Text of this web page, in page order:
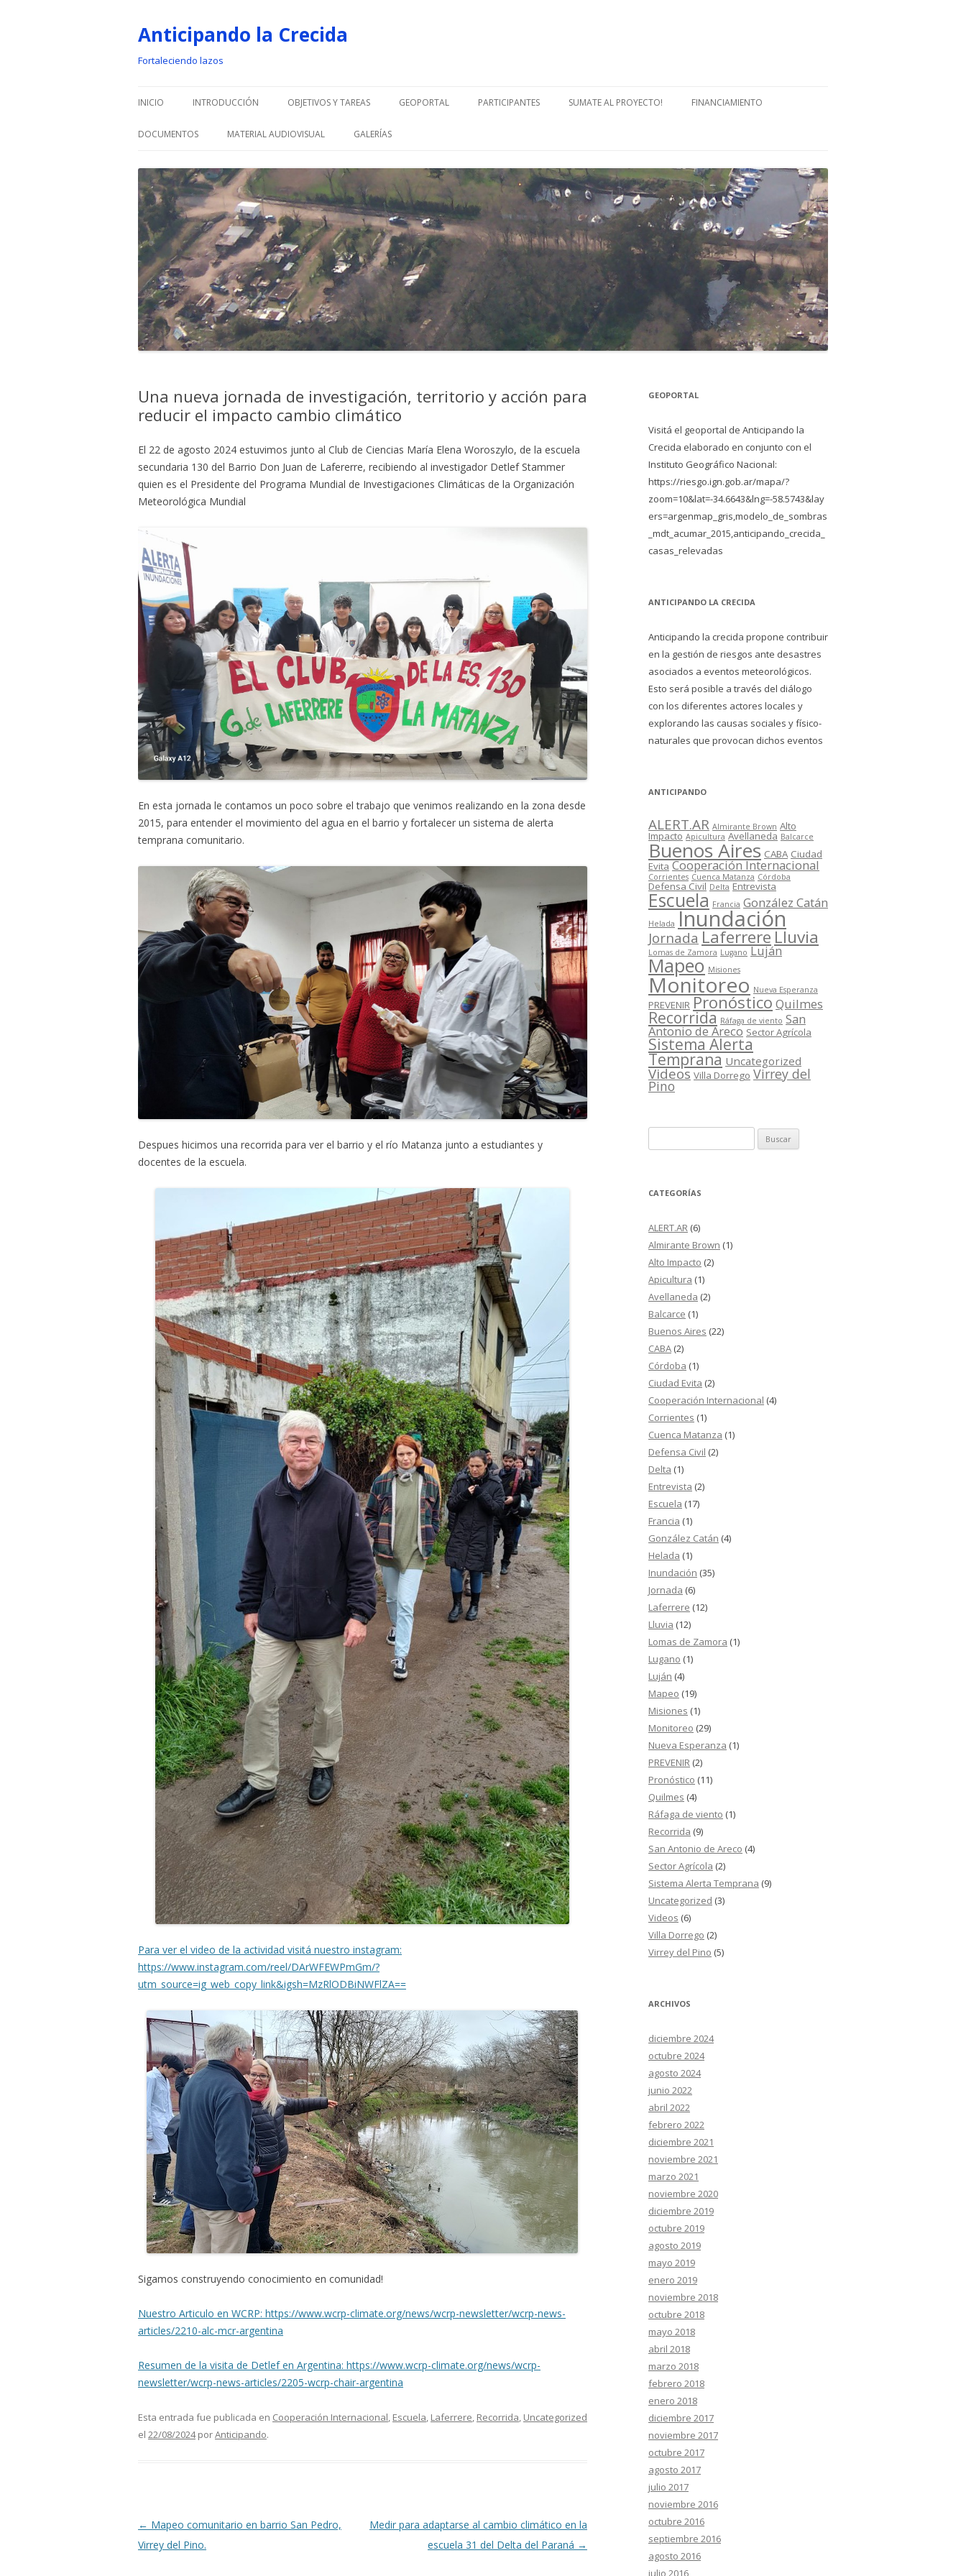
Anticipando la Crecida
Fortaleciendo lazos
INICIO INTRODUCCIÓN OBJETIVOS Y TAREAS GEOPORTAL PARTICIPANTES SUMATE AL PROYECTO! FINANCIAMIENTO
DOCUMENTOS MATERIAL AUDIOVISUAL GALERÍAS
Una nueva jornada de investigación, territorio y acción para
reducir el impacto cambio climático
El 22 de agosto 2024 estuvimos junto al Club de Ciencias María Elena Woroszylo, de la escuela
secundaria 130 del Barrio Don Juan de Lafererre, recibiendo al investigador Detlef Stammer
quien es el Presidente del Programa Mundial de Investigaciones Climáticas de la Organización
Meteorológica Mundial
En esta jornada le contamos un poco sobre el trabajo que venimos realizando en la zona desde
2015, para entender el movimiento del agua en el barrio y fortalecer un sistema de alerta
temprana comunitario.
Despues hicimos una recorrida para ver el barrio y el río Matanza junto a estudiantes y
docentes de la escuela.
Para ver el video de la actividad visitá nuestro instagram:
https://www.instagram.com/reel/DArWFEWPmGm/?
utm_source=ig_web_copy_link&igsh=MzRlODBiNWFlZA==
Sigamos construyendo conocimiento en comunidad!
Nuestro Articulo en WCRP: https://www.wcrp-climate.org/news/wcrp-newsletter/wcrp-news-
articles/2210-alc-mcr-argentina
Resumen de la visita de Detlef en Argentina: https://www.wcrp-climate.org/news/wcrp-
newsletter/wcrp-news-articles/2205-wcrp-chair-argentina
Esta entrada fue publicada en Cooperación Internacional, Escuela, Laferrere, Recorrida, Uncategorized
el 22/08/2024porAnticipando.
Navegación de entradas
← Mapeo comunitario en barrio San Pedro,
Virrey del Pino.
Medir para adaptarse al cambio climático en la
escuela 31 del Delta del Paraná →
GEOPORTAL
Visitá el geoportal de Anticipando la
Crecida elaborado en conjunto con el
Instituto Geográfico Nacional:
https://riesgo.ign.gob.ar/mapa/?
zoom=10&lat=-34.6643&lng=-58.5743&lay
ers=argenmap_gris,modelo_de_sombras
_mdt_acumar_2015,anticipando_crecida_
casas_relevadas
ANTICIPANDO LA CRECIDA
Anticipando la crecida propone contribuir
en la gestión de riesgos ante desastres
asociados a eventos meteorológicos.
Esto será posible a través del diálogo
con los diferentes actores locales y
explorando las causas sociales y físico-
naturales que provocan dichos eventos
ANTICIPANDO
ALERT.AR Almirante Brown Alto
Impacto Apicultura Avellaneda Balcarce
Buenos Aires CABA Ciudad
Evita Cooperación Internacional
Corrientes Cuenca Matanza Córdoba
Defensa Civil Delta Entrevista
Escuela Francia González Catán
Helada Inundación
Jornada LaferrereLluvia
Lomas de Zamora Lugano Luján
Mapeo Misiones
Monitoreo Nueva Esperanza
PREVENIR Pronóstico Quilmes
Recorrida Ráfaga de viento San
Antonio de Areco Sector Agrícola
Sistema Alerta
Temprana Uncategorized
Videos Villa Dorrego Virrey del
Pino
CATEGORÍAS
ALERT.AR (6)
Almirante Brown (1)
Alto Impacto (2)
Apicultura (1)
Avellaneda (2)
Balcarce (1)
Buenos Aires (22)
CABA (2)
Córdoba (1)
Ciudad Evita (2)
Cooperación Internacional (4)
Corrientes (1)
Cuenca Matanza (1)
Defensa Civil (2)
Delta (1)
Entrevista (2)
Escuela (17)
Francia (1)
González Catán (4)
Helada (1)
Inundación (35)
Jornada (6)
Laferrere (12)
Lluvia (12)
Lomas de Zamora (1)
Lugano (1)
Luján (4)
Mapeo (19)
Misiones (1)
Monitoreo (29)
Nueva Esperanza (1)
PREVENIR (2)
Pronóstico (11)
Quilmes (4)
Ráfaga de viento (1)
Recorrida (9)
San Antonio de Areco (4)
Sector Agrícola (2)
Sistema Alerta Temprana (9)
Uncategorized (3)
Videos (6)
Villa Dorrego (2)
Virrey del Pino (5)
ARCHIVOS
diciembre 2024
octubre 2024
agosto 2024
junio 2022
abril 2022
febrero 2022
diciembre 2021
noviembre 2021
marzo 2021
noviembre 2020
diciembre 2019
octubre 2019
agosto 2019
mayo 2019
enero 2019
noviembre 2018
octubre 2018
mayo 2018
abril 2018
marzo 2018
febrero 2018
enero 2018
diciembre 2017
noviembre 2017
octubre 2017
agosto 2017
julio 2017
noviembre 2016
octubre 2016
septiembre 2016
agosto 2016
julio 2016